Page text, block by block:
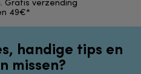
Gratis verzending
49€*
handige tips en
missen?